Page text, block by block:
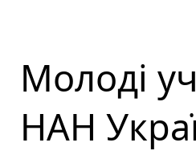
Молоді
НАН